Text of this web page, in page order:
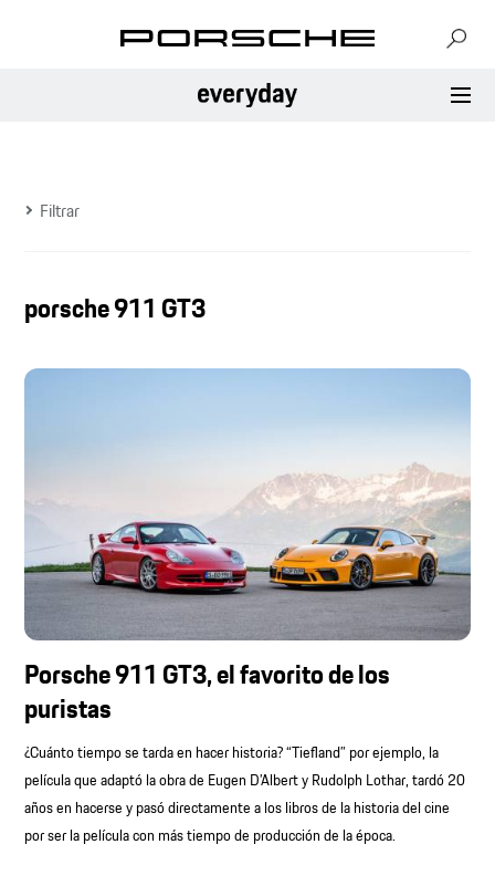
Filtrar
porsche 911 GT3
Porsche 911 GT3, el favorito de los
puristas
¿Cuánto tiempo se tarda en hacer historia? “Tiefland” por ejemplo, la
película que adaptó la obra de Eugen D’Albert y Rudolph Lothar, tardó 20
años en hacerse y pasó directamente a los libros de la historia del cine
por ser la película con más tiempo de producción de la época.